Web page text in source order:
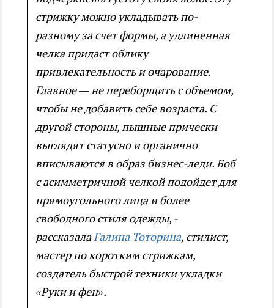
стрижку можно укладывать по-
разному за счет формы, а удлиненная
челка придаст облику
привлекательность и очарование.
Главное — не переборщить с объемом,
чтобы не добавить себе возраста. С
другой стороны, пышные прически
выглядят статусно и органично
вписываются в образ бизнес-леди. Боб
с асимметричной челкой подойдет для
прямоугольного лица и более
свободного стиля одежды, -
рассказалаГалина Тоторина, стилист,
мастер по коротким стрижкам,
создатель быстрой техники укладки
«Руки и фен».